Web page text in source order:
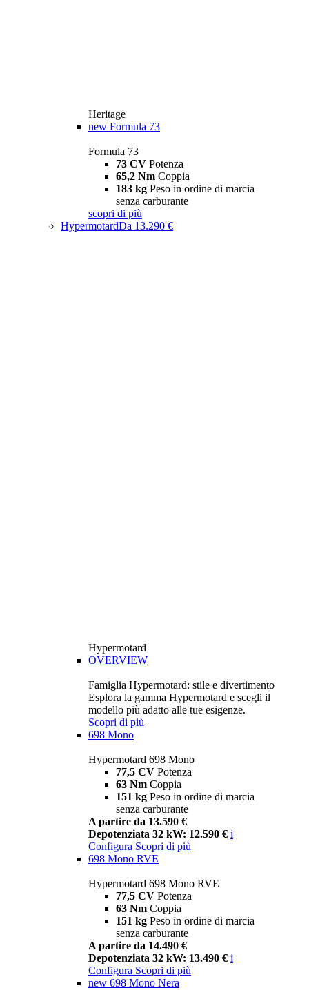
Heritage
new Formula 73
Formula 73
73 CV Potenza
65,2 Nm Coppia
183 kg Peso in ordine di marcia
senza carburante
scopri di più
HypermotardDa 13.290 €
Hypermotard
OVERVIEW
Famiglia Hypermotard: stile e divertimento
Esplora la gamma Hypermotard e scegli il
modello più adatto alle tue esigenze.
Scopri di più
698 Mono
Hypermotard 698 Mono
77,5 CV Potenza
63 Nm Coppia
151 kg Peso in ordine di marcia
senza carburante
A partire da 13.590 €
Depotenziata 32 kW: 12.590 € i
Configura Scopri di più
698 Mono RVE
Hypermotard 698 Mono RVE
77,5 CV Potenza
63 Nm Coppia
151 kg Peso in ordine di marcia
senza carburante
A partire da 14.490 €
Depotenziata 32 kW: 13.490 € i
Configura Scopri di più
new 698 Mono Nera